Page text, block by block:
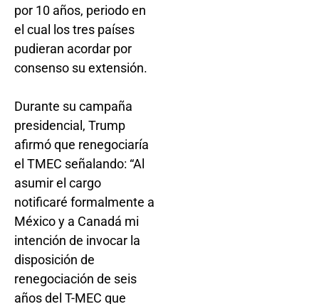
por 10 años, periodo en
el cual los tres países
pudieran acordar por
consenso su extensión.
Durante su campaña
presidencial, Trump
afirmó que renegociaría
el TMEC señalando: “Al
asumir el cargo
notificaré formalmente a
México y a Canadá mi
intención de invocar la
disposición de
renegociación de seis
años del T-MEC que